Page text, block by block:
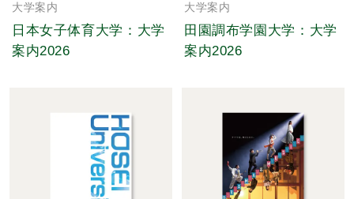
大学案内
日本女子体育大学：大学
案内2026
大学案内
田園調布学園大学：大学
案内2026